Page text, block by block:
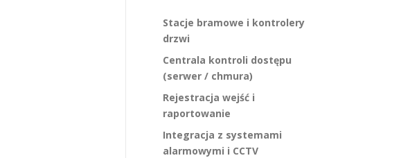
Stacje bramowe i kontrolery
drzwi
Centrala kontroli dostępu
(serwer / chmura)
Rejestracja wejść i
raportowanie
Integracja z systemami
alarmowymi i CCTV